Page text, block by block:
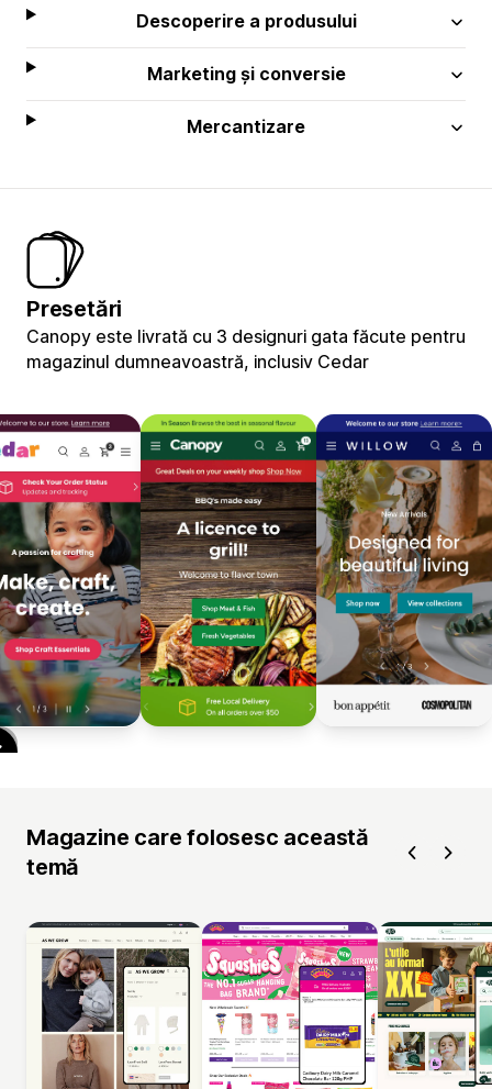
Descoperire a produsului
Marketing și conversie
Mercantizare
Presetări
Canopy este livrată cu 3 designuri gata făcute pentru
magazinul dumneavoastră, inclusiv Cedar
Magazine care folosesc această
temă